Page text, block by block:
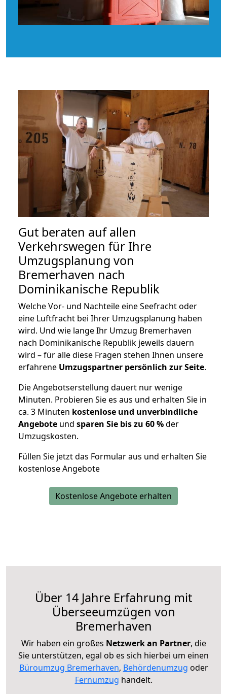
Gut beraten auf allen
Verkehrswegen für Ihre
Umzugsplanung von
Bremerhaven nach
Dominikanische Republik
Welche Vor- und Nachteile eine Seefracht oder
eine Luftfracht bei Ihrer Umzugsplanung haben
wird. Und wie lange Ihr Umzug Bremerhaven
nach Dominikanische Republik jeweils dauern
wird – für alle diese Fragen stehen Ihnen unsere
erfahrene Umzugspartner persönlich zur Seite.
Die Angebotserstellung dauert nur wenige
Minuten. Probieren Sie es aus und erhalten Sie in
ca. 3 Minuten kostenlose und unverbindliche
Angebote und sparen Sie bis zu 60 %der
Umzugskosten.
Füllen Sie jetzt das Formular aus und erhalten Sie
kostenlose Angebote
Kostenlose Angebote erhalten
Über 14 Jahre Erfahrung mit
Überseeumzügen von
Bremerhaven
Wir haben ein großes Netzwerk an Partner, die
Sie unterstützen, egal ob es sich hierbei um einen
Büroumzug Bremerhaven, Behördenumzug oder
Fernumzug handelt.